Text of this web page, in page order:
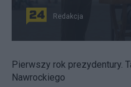
Redakcja
Pierwszy rok prezydentury.
Nawrockiego